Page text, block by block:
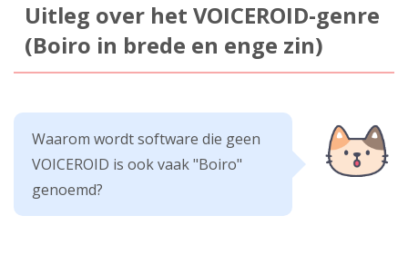
Uitleg over het VOICEROID-genre
(Boiro in brede en enge zin)
Waarom wordt software die geen
VOICEROID is ook vaak "Boiro"
genoemd?